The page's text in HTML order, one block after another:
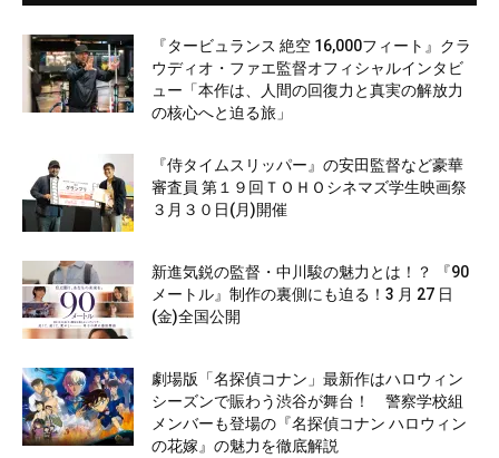
『タービュランス 絶空 16,000フィート』クラ
ウディオ・ファエ監督オフィシャルインタビ
ュー「本作は、人間の回復力と真実の解放力
の核心へと迫る旅」
『侍タイムスリッパー』の安田監督など豪華
審査員 第１９回ＴＯＨＯシネマズ学生映画祭
３月３０日(月)開催
新進気鋭の監督・中川駿の魅力とは！？ 『90
メートル』制作の裏側にも迫る！3 月 27 日
(金)全国公開
劇場版「名探偵コナン」最新作はハロウィン
シーズンで賑わう渋谷が舞台！ 警察学校組
メンバーも登場の『名探偵コナン ハロウィン
の花嫁』の魅力を徹底解説